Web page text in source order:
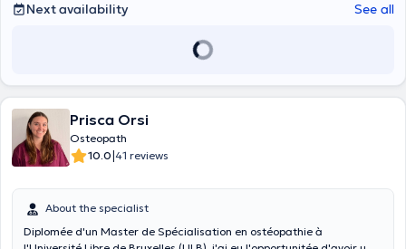
Next availability See all
Prisca Orsi
Osteopath
10.0|41 reviews
About the specialist
Diplomée d'un Master de Spécialisation en ostéopathie à